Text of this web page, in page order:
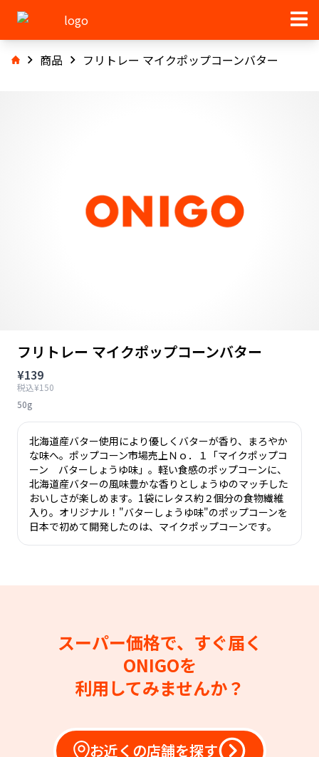
商品 フリトレー マイクポップコーンバター
フリトレー マイクポップコーンバター
¥139
税込¥150
50g
北海道産バター使用により優しくバターが香り、まろやか
な味へ。ポップコーン市場売上Ｎｏ．１「マイクポップコ
ーン バターしょうゆ味」。軽い食感のポップコーンに、
北海道産バターの風味豊かな香りとしょうゆのマッチした
おいしさが楽しめます。1袋にレタス約２個分の食物繊維
入り。オリジナル！"バターしょうゆ味"のポップコーンを
日本で初めて開発したのは、マイクポップコーンです。
スーパー価格で、すぐ届く
ONIGOを
利用してみませんか？
お近くの店舗を探す